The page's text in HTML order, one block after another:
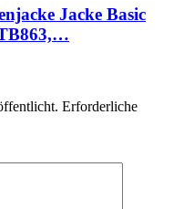
Jacke Basic
Erforderliche